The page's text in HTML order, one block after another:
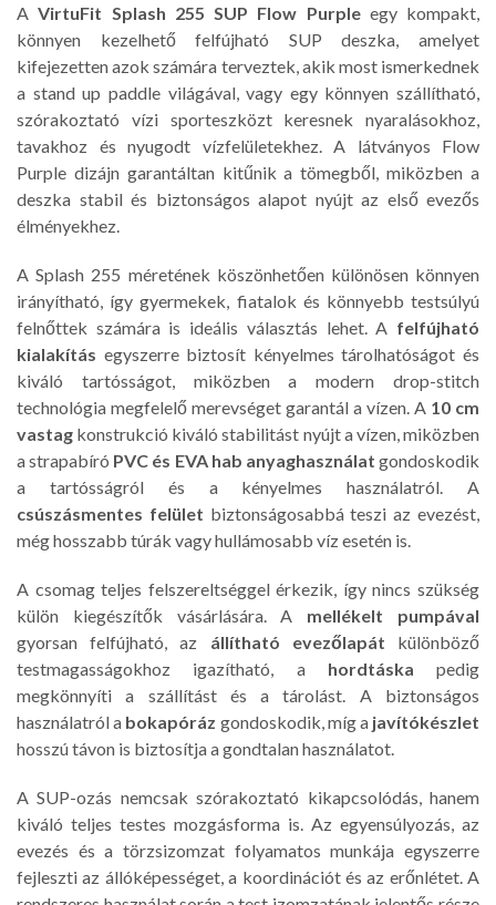
AVirtuFit Splash 255 SUP Flow Purpleegy kompakt,
könnyen kezelhető felfújható SUP deszka, amelyet
kifejezetten azok számára terveztek, akik most ismerkednek
a stand up paddle világával, vagy egy könnyen szállítható,
szórakoztató vízi sporteszközt keresnek nyaralásokhoz,
tavakhoz és nyugodt vízfelületekhez. A látványos Flow
Purple dizájn garantáltan kitűnik a tömegből, miközben a
deszka stabil és biztonságos alapot nyújt az első evezős
élményekhez.
A Splash 255 méretének köszönhetően különösen könnyen
irányítható, így gyermekek, fiatalok és könnyebb testsúlyú
felnőttek számára is ideális választás lehet. A felfújható
kialakítás egyszerre biztosít kényelmes tárolhatóságot és
kiváló tartósságot, miközben a modern drop-stitch
technológia megfelelő merevséget garantál a vízen. A 10 cm
vastag konstrukció kiváló stabilitást nyújt a vízen, miközben
a strapabíró PVC és EVA hab anyaghasználat gondoskodik
a tartósságról és a kényelmes használatról. A
csúszásmentes felület biztonságosabbá teszi az evezést,
még hosszabb túrák vagy hullámosabb víz esetén is.
A csomag teljes felszereltséggel érkezik, így nincs szükség
külön kiegészítők vásárlására. A mellékelt pumpával
gyorsan felfújható, az állítható evezőlapát különböző
testmagasságokhoz igazítható, a hordtáska pedig
megkönnyíti a szállítást és a tárolást. A biztonságos
használatról a bokapóráz gondoskodik, míg a javítókészlet
hosszú távon is biztosítja a gondtalan használatot.
A SUP-ozás nemcsak szórakoztató kikapcsolódás, hanem
kiváló teljes testes mozgásforma is. Az egyensúlyozás, az
evezés és a törzsizomzat folyamatos munkája egyszerre
fejleszti az állóképességet, a koordinációt és az erőnlétet. A